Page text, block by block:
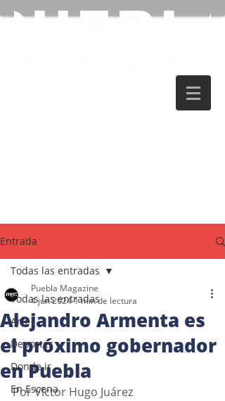
Entrada
Todas las entradas
Arte
Deportes
Donde ir
En Escena
Todas las entradas
Alejandro Armenta es
el próximo gobernador
en Puebla
Puebla Magazine
4 jun 20241 min de lectura
Por Víctor Hugo Juárez